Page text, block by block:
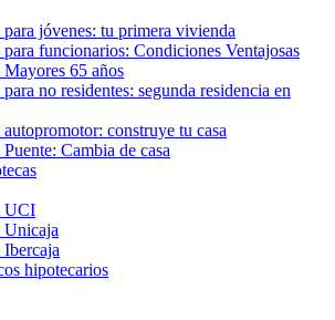
jóvenes: tu primera vivienda
funcionarios: Condiciones Ventajosas
65 años
no residentes: segunda residencia en
construye tu casa
Cambia de casa
UCI
Unicaja
hipotecarios